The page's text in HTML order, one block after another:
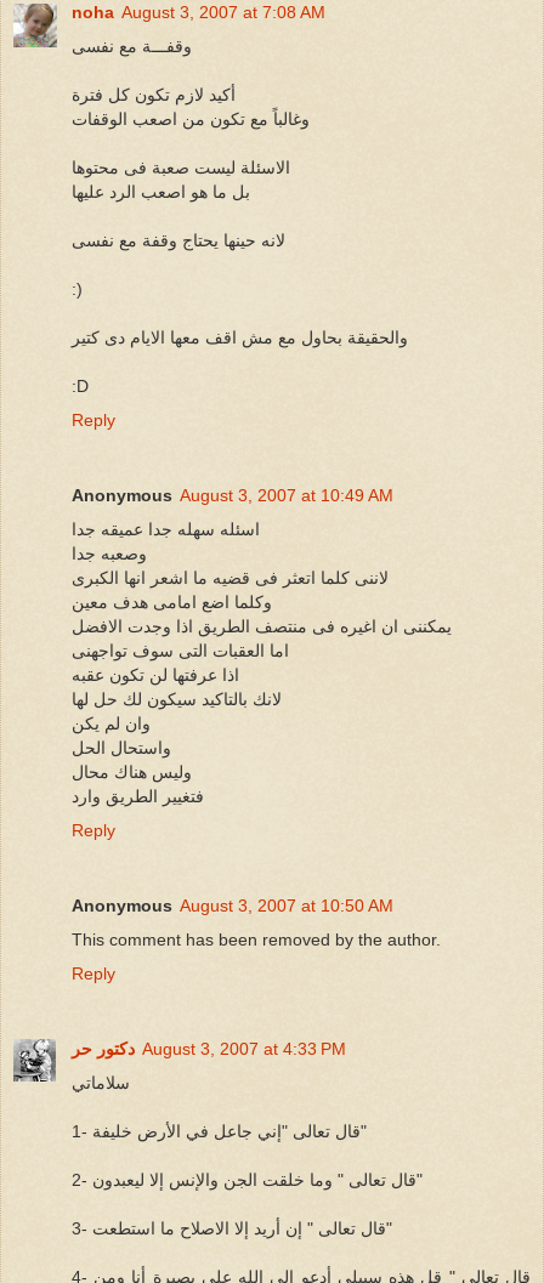
noha August 3, 2007 at 7:08 AM
وقفـــة مع نفسى
أكيد لازم تكون كل فترة
وغالباً مع تكون من اصعب الوقفات
الاسئلة ليست صعبة فى محتوها
بل ما هو اصعب الرد عليها
لانه حينها يحتاج وقفة مع نفسى
:)
والحقيقة بحاول مع مش اقف معها الايام دى كتير
:D
Reply
Anonymous August 3, 2007 at 10:49 AM
اسئله سهله جدا عميقه جدا
وصعبه جدا
لاننى كلما اتعثر فى قضيه ما اشعر انها الكبرى
وكلما اضع امامى هدف معين
يمكننى ان اغيره فى منتصف الطريق اذا وجدت الافضل
اما العقبات التى سوف تواجهنى
اذا عرفتها لن تكون عقبه
لانك بالتاكيد سيكون لك حل لها
وان لم يكن
واستحال الحل
وليس هناك محال
فتغيير الطريق وارد
Reply
Anonymous August 3, 2007 at 10:50 AM
This comment has been removed by the author.
Reply
دكتور حر August 3, 2007 at 4:33 PM
سلاماتي
1- قال تعالى "إني جاعل في الأرض خليفة"
2- قال تعالى " وما خلقت الجن والإنس إلا ليعبدون"
3- قال تعالى " إن أريد إلا الاصلاح ما استطعت"
4- قال تعالى " قل هذه سبيلي أدعو إلى الله على بصيرة أنا ومن